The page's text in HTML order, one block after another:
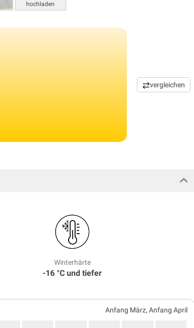
hochladen
vergleichen
Winterhärte
-16 °C und tiefer
Anfang März, Anfang April